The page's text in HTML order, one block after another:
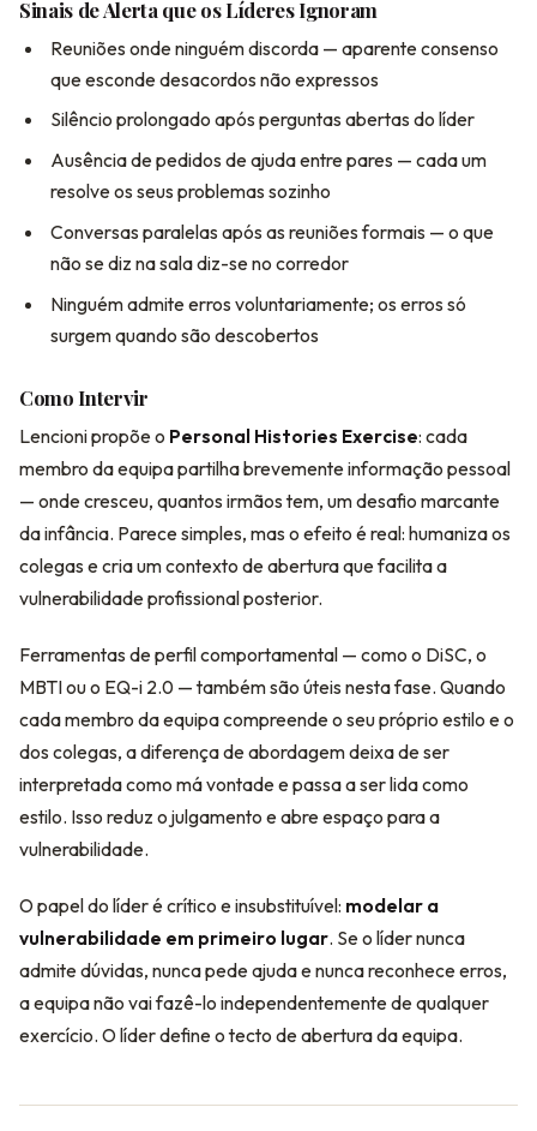
Sinais de Alerta que os Líderes Ignoram
Reuniões onde ninguém discorda — aparente consenso
que esconde desacordos não expressos
Silêncio prolongado após perguntas abertas do líder
Ausência de pedidos de ajuda entre pares — cada um
resolve os seus problemas sozinho
Conversas paralelas após as reuniões formais — o que
não se diz na sala diz-se no corredor
Ninguém admite erros voluntariamente; os erros só
surgem quando são descobertos
Como Intervir
Lencioni propõe o Personal Histories Exercise: cada
membro da equipa partilha brevemente informação pessoal
— onde cresceu, quantos irmãos tem, um desafio marcante
da infância. Parece simples, mas o efeito é real: humaniza os
colegas e cria um contexto de abertura que facilita a
vulnerabilidade profissional posterior.
Ferramentas de perfil comportamental — como o DiSC, o
MBTI ou o EQ-i 2.0 — também são úteis nesta fase. Quando
cada membro da equipa compreende o seu próprio estilo e o
dos colegas, a diferença de abordagem deixa de ser
interpretada como má vontade e passa a ser lida como
estilo. Isso reduz o julgamento e abre espaço para a
vulnerabilidade.
O papel do líder é crítico e insubstituível: modelar a
vulnerabilidade em primeiro lugar. Se o líder nunca
admite dúvidas, nunca pede ajuda e nunca reconhece erros,
a equipa não vai fazê-lo independentemente de qualquer
exercício. O líder define o tecto de abertura da equipa.